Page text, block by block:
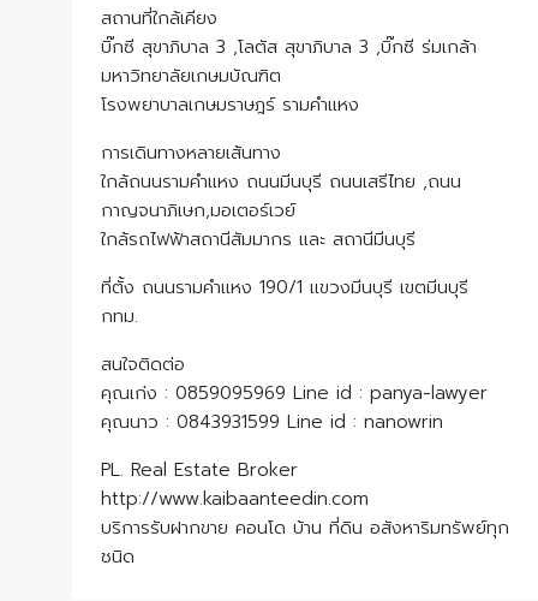
สถานที่ใกล้เคียง
บิ๊กซี สุขาภิบาล 3 ,โลตัส สุขาภิบาล 3 ,บิ๊กซี ร่มเกล้า
มหาวิทยาลัยเกษมบัณฑิต
โรงพยาบาลเกษมราษฎร์ รามคำแหง
การเดินทางหลายเส้นทาง
ใกล้ถนนรามคำแหง ถนนมีนบุรี ถนนเสรีไทย ,ถนน
กาญจนาภิเษก,มอเตอร์เวย์
ใกล้รถไฟฟ้าสถานีสัมมากร และ สถานีมีนบุรี
ที่ตั้ง ถนนรามคำแหง 190/1 แขวงมีนบุรี เขตมีนบุรี
กทม.
สนใจติดต่อ
คุณเก่ง : 0859095969 Line id : panya-lawyer
คุณนาว : 0843931599 Line id : nanowrin
PL. Real Estate Broker
http://www.kaibaanteedin.com
บริการรับฝากขาย คอนโด บ้าน ที่ดิน อสังหาริมทรัพย์ทุก
ชนิด